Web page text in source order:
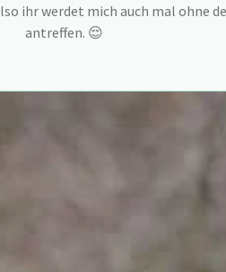
ihr werdet mich auch mal ohne
antreffen. 😌